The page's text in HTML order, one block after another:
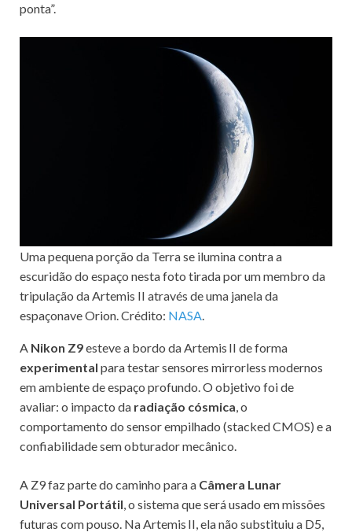
ponta”.
Uma pequena porção da Terra se ilumina contra a
escuridão do espaço nesta foto tirada por um membro da
tripulação da Artemis II através de uma janela da
espaçonave Orion. Crédito: NASA
A Nikon Z9esteve a bordo da Artemis II de forma
experimental para testar sensores mirrorless modernos
em ambiente de espaço profundo. O objetivo foi de
avaliar: o impacto da radiação cósmica , o
comportamento do sensor empilhado (stacked CMOS) e a
confiabilidade sem obturador mecânico.
A Z9 faz parte do caminho para a Câmera Lunar
Universal Portátil , o sistema que será usado em missões
futuras com pouso. Na Artemis II, ela não substituiu a D5,